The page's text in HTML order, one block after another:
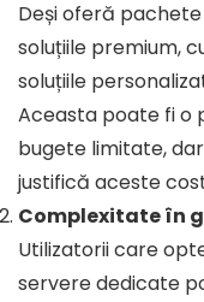
Deși oferă
soluțiile premium,
soluțiile
Aceasta poate fi o
bugete limitate,
justifică aceste
Complexitate în
Utilizatorii care
servere dedicate